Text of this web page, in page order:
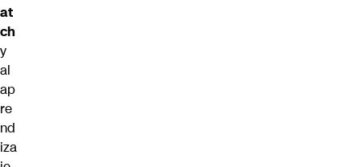
at
ch
y
al
ap
re
nd
iza